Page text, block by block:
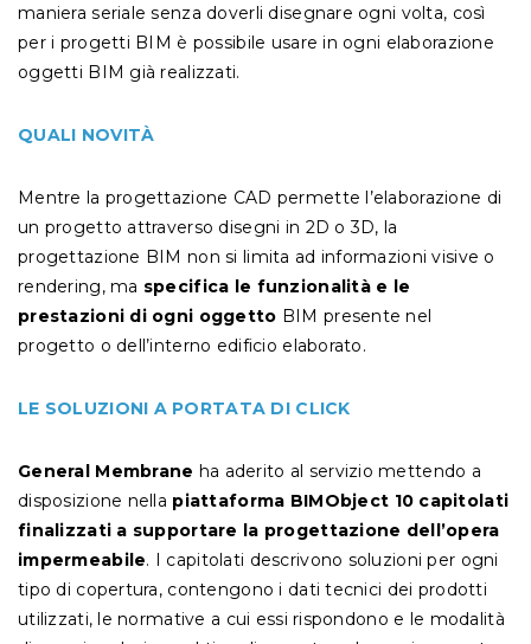
maniera seriale senza doverli disegnare ogni volta, così
per i progetti BIM è possibile usare in ogni elaborazione
oggetti BIM già realizzati.
QUALI NOVITÀ
Mentre la progettazione CAD permette l’elaborazione di
un progetto attraverso disegni in 2D o 3D, la
progettazione BIM non si limita ad informazioni visive o
rendering, ma specifica le funzionalità e le
prestazioni di ogni oggetto BIM presente nel
progetto o dell’interno edificio elaborato.
LE SOLUZIONI A PORTATA DI CLICK
General Membrane ha aderito al servizio mettendo a
disposizione nella piattaforma BIMObject 10 capitolati
finalizzati a supportare la progettazione dell’opera
impermeabile. I capitolati descrivono soluzioni per ogni
tipo di copertura, contengono i dati tecnici dei prodotti
utilizzati, le normative a cui essi rispondono e le modalità